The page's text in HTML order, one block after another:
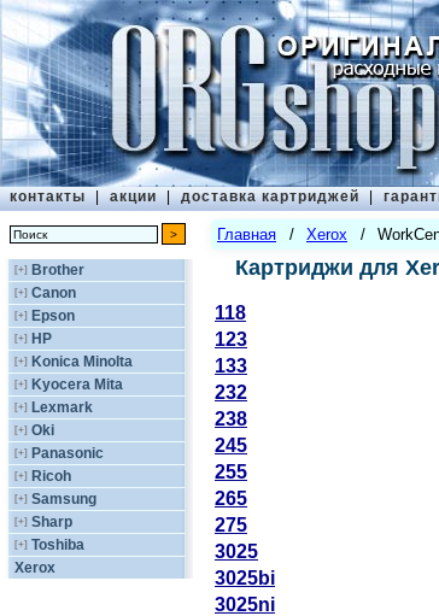
контакты | акции | доставка картриджей |
[+] Brother
[+] Canon
[+] Epson
[+] HP
[+] Konica Minolta
[+] Kyocera Mita
[+] Lexmark
[+] Oki
[+] Panasonic
[+] Ricoh
[+] Samsung
[+] Sharp
[+] Toshiba
Xerox
Главная / Xerox /
Картриджи для
118
123
133
232
238
245
255
265
275
3025
3025bi
3025ni